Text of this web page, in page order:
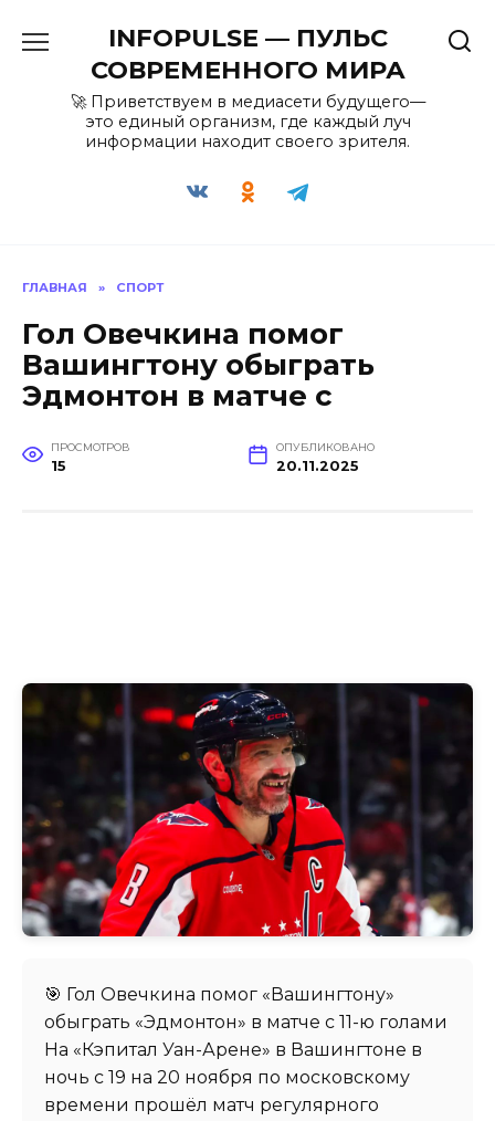
содержанию
INFOPULSE — ПУЛЬС
СОВРЕМЕННОГО МИРА
🚀 Приветствуем в медиасети будущего—
это единый организм, где каждый луч
информации находит своего зрителя.
ГЛАВНАЯ » СПОРТ
Гол Овечкина помог
Вашингтону обыграть
Эдмонтон в матче с
ПРОСМОТРОВ
15
ОПУБЛИКОВАНО
20.11.2025
🎯 Гол Овечкина помог «Вашингтону»
обыграть «Эдмонтон» в матче с 11-ю голами
На «Кэпитал Уан-Арене» в Вашингтоне в
ночь с 19 на 20 ноября по московскому
времени прошёл матч регулярного